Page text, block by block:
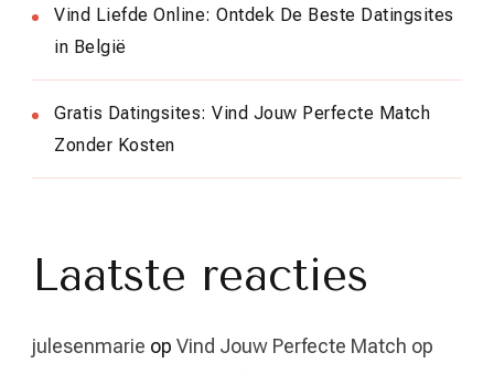
Vind Liefde Online: Ontdek De Beste Datingsites
in België
Gratis Datingsites: Vind Jouw Perfecte Match
Zonder Kosten
Laatste reacties
julesenmarie op Vind Jouw Perfecte Match op